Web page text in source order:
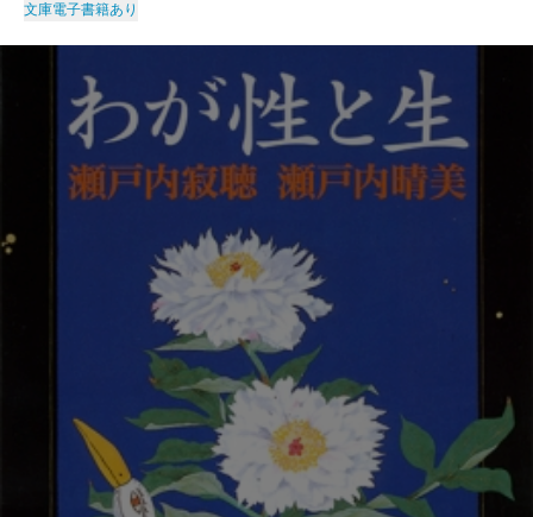
文庫電子書籍あり